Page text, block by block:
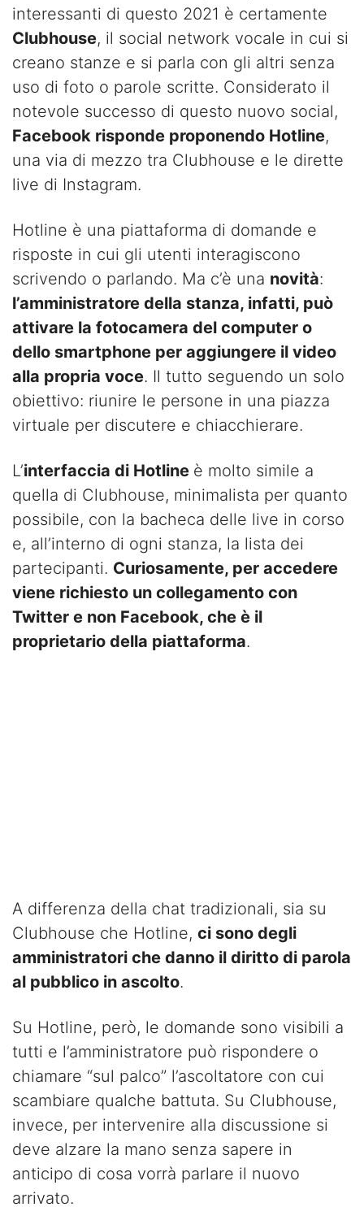
interessanti di questo 2021 è certamente
Clubhouse, il social network vocale in cui si
creano stanze e si parla con gli altri senza
uso di foto o parole scritte. Considerato il
notevole successo di questo nuovo social,
Facebook risponde proponendo Hotline,
una via di mezzo tra Clubhouse e le dirette
live di Instagram.
Hotline è una piattaforma di domande e
risposte in cui gli utenti interagiscono
scrivendo o parlando. Ma c’è una novità:
l’amministratore della stanza, infatti, può
attivare la fotocamera del computer o
dello smartphone per aggiungere il video
alla propria voce. Il tutto seguendo un solo
obiettivo: riunire le persone in una piazza
virtuale per discutere e chiacchierare.
L’interfaccia di Hotline è molto simile a
quella di Clubhouse, minimalista per quanto
possibile, con la bacheca delle live in corso
e, all’interno di ogni stanza, la lista dei
partecipanti. Curiosamente, per accedere
viene richiesto un collegamento con
Twitter e non Facebook, che è il
proprietario della piattaforma.
A differenza della chat tradizionali, sia su
Clubhouse che Hotline, ci sono degli
amministratori che danno il diritto di parola
al pubblico in ascolto.
Su Hotline, però, le domande sono visibili a
tutti e l’amministratore può rispondere o
chiamare “sul palco” l’ascoltatore con cui
scambiare qualche battuta. Su Clubhouse,
invece, per intervenire alla discussione si
deve alzare la mano senza sapere in
anticipo di cosa vorrà parlare il nuovo
arrivato.